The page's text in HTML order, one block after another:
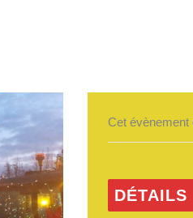
Cet évènement
DÉTAILS